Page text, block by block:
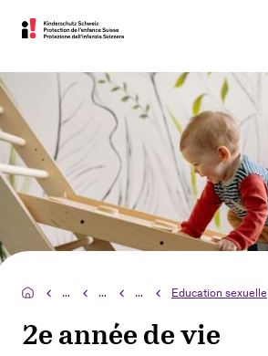
... ... ... Education sexuelle
2e année de vie